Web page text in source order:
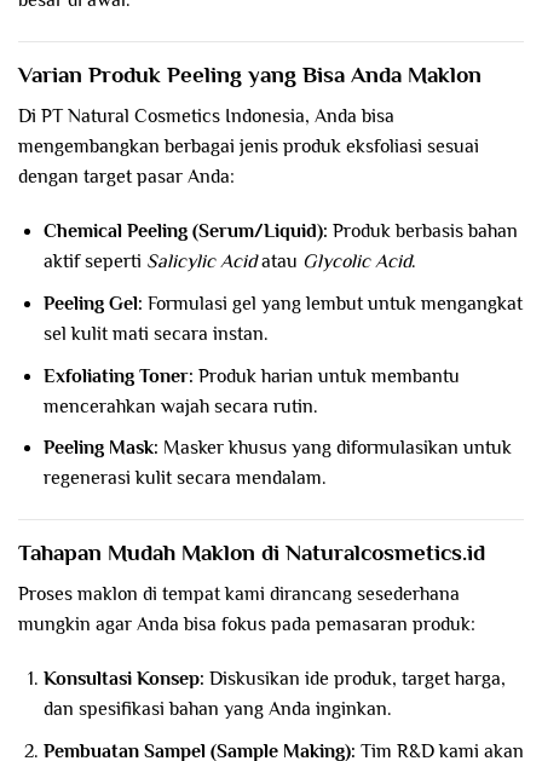
Varian Produk Peeling yang Bisa Anda Maklon
Di PT Natural Cosmetics Indonesia, Anda bisa
mengembangkan berbagai jenis produk eksfoliasi sesuai
dengan target pasar Anda:
Chemical Peeling (Serum/Liquid): Produk berbasis bahan
aktif seperti Salicylic Acidatau Glycolic Acid.
Peeling Gel: Formulasi gel yang lembut untuk mengangkat
sel kulit mati secara instan.
Exfoliating Toner: Produk harian untuk membantu
mencerahkan wajah secara rutin.
Peeling Mask: Masker khusus yang diformulasikan untuk
regenerasi kulit secara mendalam.
Tahapan Mudah Maklon di Naturalcosmetics.id
Proses maklon di tempat kami dirancang sesederhana
mungkin agar Anda bisa fokus pada pemasaran produk:
Konsultasi Konsep: Diskusikan ide produk, target harga,
dan spesifikasi bahan yang Anda inginkan.
Pembuatan Sampel (Sample Making): Tim R&D kami akan